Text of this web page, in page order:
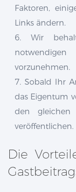
Faktoren,
Links ändern.
6. Wir
vorzunehmen.
7. Sobald Ihr
das Eigentum
den
veröffentlichen.
Die